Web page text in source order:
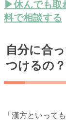
▶休んでも取
料で相談する
自分に合
つけるの？
「漢方といって